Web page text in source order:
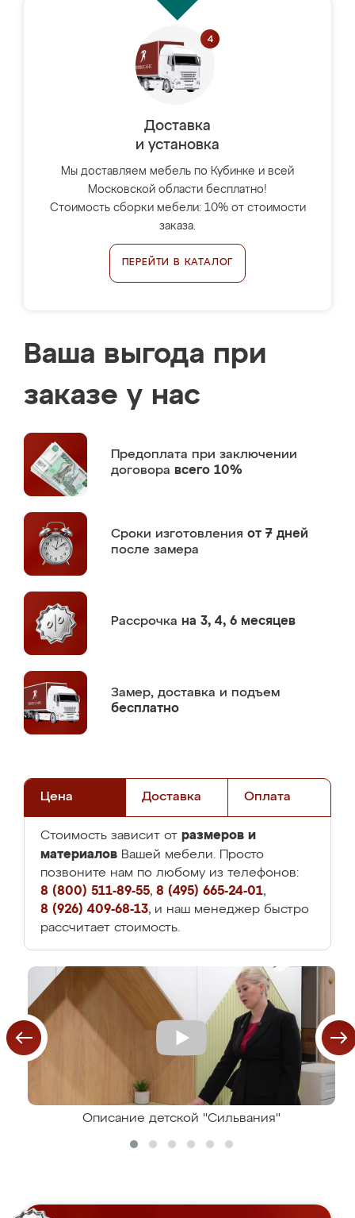
Доставка
и установка
Мы доставляем мебель по Кубинке и всей
Московской области бесплатно!
Стоимость сборки мебели: 10% от стоимости
заказа.
ПЕРЕЙТИ В КАТАЛОГ
Ваша выгода при
заказе у нас
Предоплата при заключении
договора всего 10%
Сроки изготовления от 7 дней
после замера
Рассрочка на 3, 4, 6 месяцев
Замер, доставка и подъем
бесплатно
Цена Доставка Оплата
Стоимость зависит от размеров и
материалов Вашей мебели. Просто
позвоните нам по любому из телефонов:
8 (800) 511-89-55, 8 (495) 665-24-01,
8 (926) 409-68-13, и наш менеджер быстро
рассчитает стоимость.
Описание детской "Сильвания"